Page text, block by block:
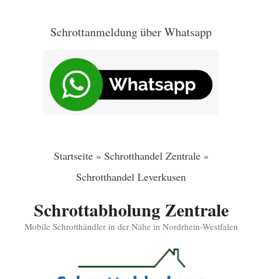
Schrottanmeldung über Whatsapp
Startseite» Schrotthandel Zentrale»
Schrotthandel Leverkusen
Schrottabholung Zentrale
Mobile Schrotthändler in der Nähe in Nordrhein-Westfalen